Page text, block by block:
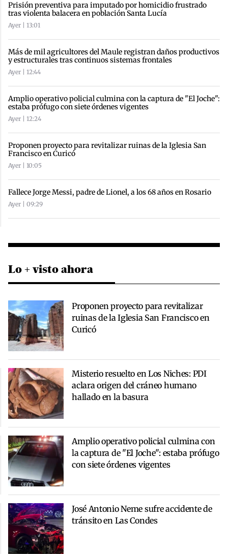
Prisión preventiva para imputado por homicidio frustrado
tras violenta balacera en población Santa Lucía
Ayer | 13:01
Más de mil agricultores del Maule registran daños productivos
y estructurales tras continuos sistemas frontales
Ayer | 12:44
Amplio operativo policial culmina con la captura de "El Joche":
estaba prófugo con siete órdenes vigentes
Ayer | 12:24
Proponen proyecto para revitalizar ruinas de la Iglesia San
Francisco en Curicó
Ayer | 10:05
Fallece Jorge Messi, padre de Lionel, a los 68 años en Rosario
Ayer | 09:29
Lo + visto ahora
Proponen proyecto para revitalizar
ruinas de la Iglesia San Francisco en
Curicó
Misterio resuelto en Los Niches: PDI
aclara origen del cráneo humano
hallado en la basura
Amplio operativo policial culmina con
la captura de "El Joche": estaba prófugo
con siete órdenes vigentes
José Antonio Neme sufre accidente de
tránsito en Las Condes